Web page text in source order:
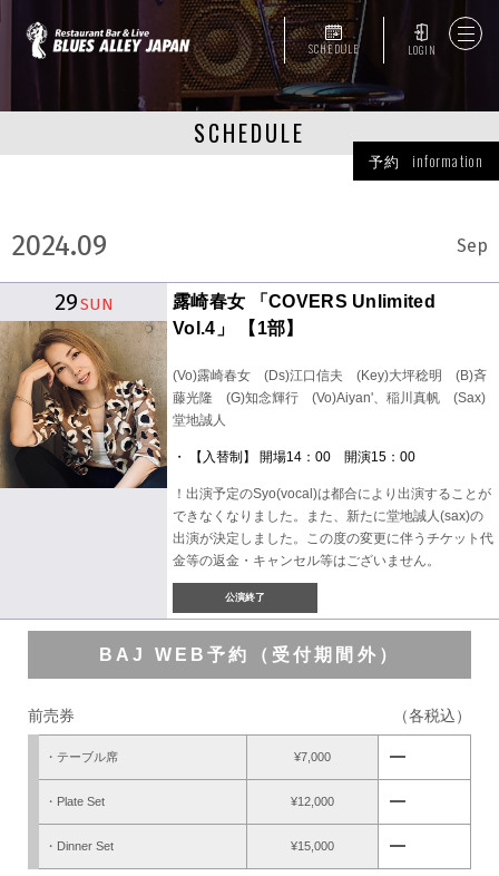
SCHEDULE LOGIN
SCHEDULE
予約 information
2024.09 Sep
29SUN
露崎春女 「COVERS Unlimited
Vol.4」 【1部】
(Vo)露崎春女 (Ds)江口信夫 (Key)大坪稔明 (B)斉
藤光隆 (G)知念輝行 (Vo)Aiyan'、稲川真帆 (Sax)
堂地誠人
・ 【入替制】 開場14：00 開演15：00
！出演予定のSyo(vocal)は都合により出演することが
できなくなりました。また、新たに堂地誠人(sax)の
出演が決定しました。この度の変更に伴うチケット代
金等の返金・キャンセル等はございません。
公演終了
BAJ WEB予約（受付期間外）
前売券 （各税込）
・テーブル席 ¥7,000 remove
・Plate Set ¥12,000 remove
・Dinner Set ¥15,000 remove